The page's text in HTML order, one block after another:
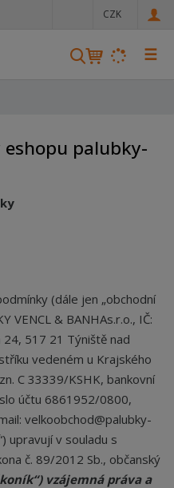
CZK
V
d
☰
palubky-
(dále jen „obchodní
VENCL & BANHAs.r.o., IČ:
517 21 Týniště nad
vedeném u Krajského
C 33339/KSHK, bankovní
účtu 6861952/0800,
velkoobchod@palubky-
) upravují v souladu s
č. 89/2012 Sb., občanský
“) vzájemná práva a